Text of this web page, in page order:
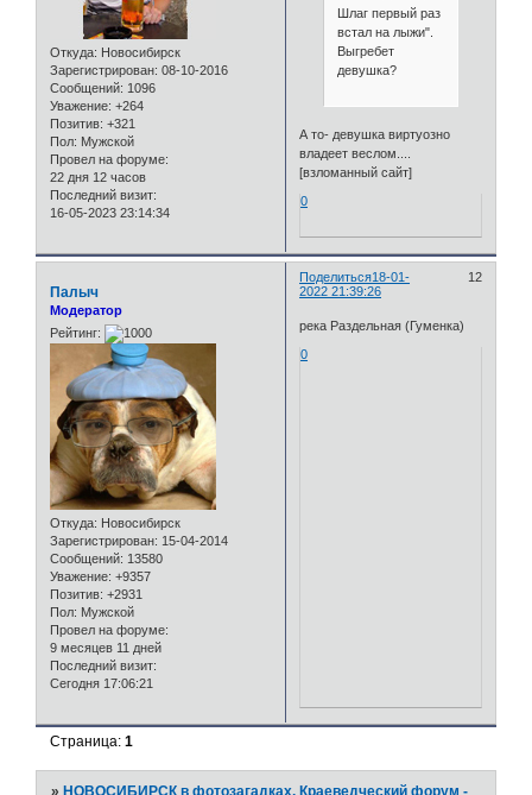
Откуда: Новосибирск
Зарегистрирован: 08-10-2016
Сообщений: 1096
Уважение: +264
Позитив: +321
Пол: Мужской
Провел на форуме:
22 дня 12 часов
Последний визит:
16-05-2023 23:14:34
Шлаг первый раз
встал на лыжи".
Выгребет
девушка?
А то- девушка виртуозно
владеет веслом....
[взломанный сайт]
0
Поделиться 12
18-01-
2022 21:39:26
Палыч
Модератор
Рейтинг:
Откуда: Новосибирск
Зарегистрирован: 15-04-2014
Сообщений: 13580
Уважение: +9357
Позитив: +2931
Пол: Мужской
Провел на форуме:
9 месяцев 11 дней
Последний визит:
Сегодня 17:06:21
река Раздельная (Гуменка)
0
Страница:1
»НОВОСИБИРСК в фотозагадках. Краеведческий форум -